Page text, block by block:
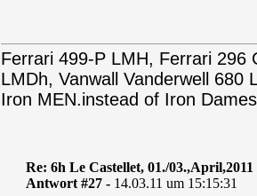
Ferrari 499-P LMH, Ferrari 296
LMDh, Vanwall Vanderwell
Iron MEN.instead of Iron
Re: 6h Le Castellet, 01./03.,April,2011
Antwort #27 - 14.03.11 um 15:15:31